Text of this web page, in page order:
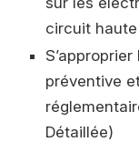
circuit
préventive
Détaillée)